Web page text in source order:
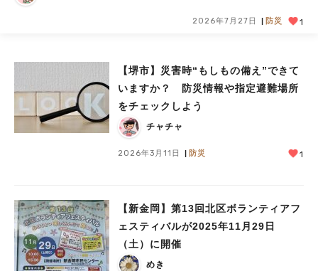
2026年7月27日 防災 1
【堺市】災害時“もしもの備え”できて
いますか？ 防災情報や指定避難場所
をチェックしよう
チャチャ
2026年3月11日 防災 1
【新金岡】第13回北区ボランティアフ
ェスティバルが2025年11月29日
（土）に開催
めき